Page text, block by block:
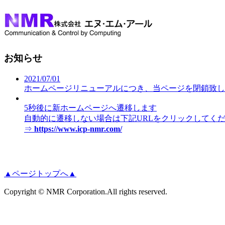
お知らせ
2021/07/01
ホームページリニューアルにつき、当ページを閉鎖致
5秒後に新ホームページへ遷移します
自動的に遷移しない場合は下記URLをクリックしてく
⇒ https://www.icp-nmr.com/
▲ページトップへ▲
Copyright © NMR Corporation.All rights reserved.